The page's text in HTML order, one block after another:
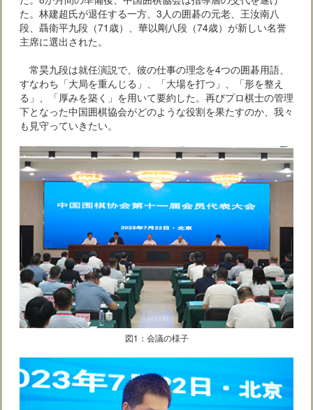
た。林建超氏が退任する一方、3人の囲碁の元老、王汝南八
段、聶衛平九段（71歳）、華以剛八段（74歳）が新しい名誉
主席に選出された。
常昊九段は就任演説で、彼の仕事の理念を4つの囲碁用語、
すなわち「大局を重んじる」、「大場を打つ」、「形を整え
る」、「厚みを築く」を用いて要約した。再びプロ棋士の管理
下となった中国囲棋協会がどのような役割を果たすのか、我々
も見守っていきたい。
図1：会議の様子